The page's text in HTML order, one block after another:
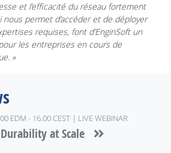
et l’efficacité du réseau fortement
nous permet d’accéder et de déployer
requises, font d’EnginSoft un
les entreprises en cours de
»
EDM - 16.00 CEST | LIVE WEBINAR
at Scale